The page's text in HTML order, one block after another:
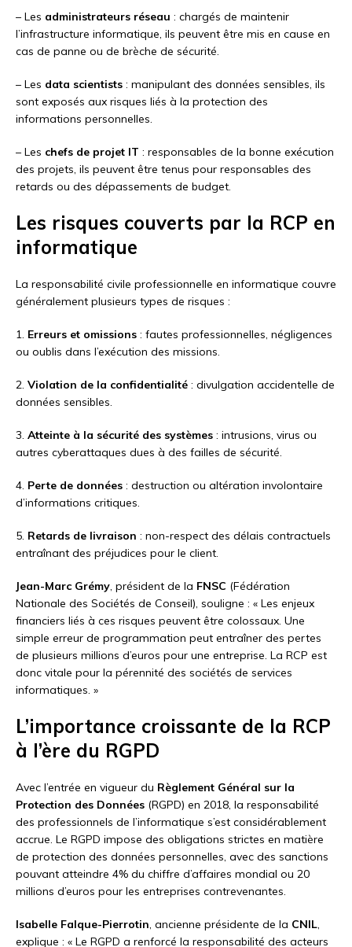
– Les administrateurs réseau : chargés de maintenir
l’infrastructure informatique, ils peuvent être mis en cause en
cas de panne ou de brèche de sécurité.
– Les data scientists : manipulant des données sensibles, ils
sont exposés aux risques liés à la protection des
informations personnelles.
– Les chefs de projet IT : responsables de la bonne exécution
des projets, ils peuvent être tenus pour responsables des
retards ou des dépassements de budget.
Les risques couverts par la RCP en
informatique
La responsabilité civile professionnelle en informatique couvre
généralement plusieurs types de risques :
1. Erreurs et omissions : fautes professionnelles, négligences
ou oublis dans l’exécution des missions.
2. Violation de la confidentialité : divulgation accidentelle de
données sensibles.
3. Atteinte à la sécurité des systèmes : intrusions, virus ou
autres cyberattaques dues à des failles de sécurité.
4. Perte de données : destruction ou altération involontaire
d’informations critiques.
5. Retards de livraison : non-respect des délais contractuels
entraînant des préjudices pour le client.
Jean-Marc Grémy, président de la FNSC (Fédération
Nationale des Sociétés de Conseil), souligne : « Les enjeux
financiers liés à ces risques peuvent être colossaux. Une
simple erreur de programmation peut entraîner des pertes
de plusieurs millions d’euros pour une entreprise. La RCP est
donc vitale pour la pérennité des sociétés de services
informatiques. »
L’importance croissante de la RCP
à l’ère du RGPD
Avec l’entrée en vigueur du Règlement Général sur la
Protection des Données (RGPD) en 2018, la responsabilité
des professionnels de l’informatique s’est considérablement
accrue. Le RGPD impose des obligations strictes en matière
de protection des données personnelles, avec des sanctions
pouvant atteindre 4% du chiffre d’affaires mondial ou 20
millions d’euros pour les entreprises contrevenantes.
Isabelle Falque-Pierrotin, ancienne présidente de la CNIL,
explique : « Le RGPD a renforcé la responsabilité des acteurs